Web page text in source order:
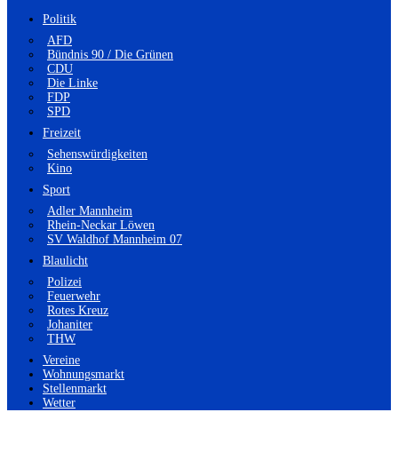
Politik
AFD
Bündnis 90 / Die Grünen
CDU
Die Linke
FDP
SPD
Freizeit
Sehenswürdigkeiten
Kino
Sport
Adler Mannheim
Rhein-Neckar Löwen
SV Waldhof Mannheim 07
Blaulicht
Polizei
Feuerwehr
Rotes Kreuz
Johaniter
THW
Vereine
Wohnungsmarkt
Stellenmarkt
Wetter